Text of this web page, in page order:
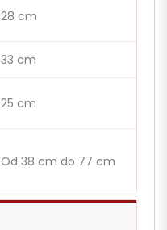
28 cm
33 cm
25 cm
Od 38 cm do 77 cm